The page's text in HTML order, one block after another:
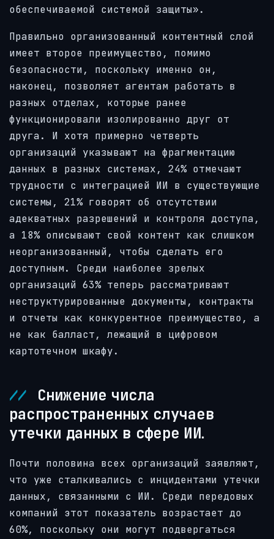
обеспечиваемой системой защиты».
Правильно организованный контентный слой
имеет второе преимущество, помимо
безопасности, поскольку именно он,
наконец, позволяет агентам работать в
разных отделах, которые ранее
функционировали изолированно друг от
друга. И хотя примерно четверть
организаций указывают на фрагментацию
данных в разных системах, 24% отмечают
трудности с интеграцией ИИ в существующие
системы, 21% говорят об отсутствии
адекватных разрешений и контроля доступа,
а 18% описывают свой контент как слишком
неорганизованный, чтобы сделать его
доступным. Среди наиболее зрелых
организаций 63% теперь рассматривают
неструктурированные документы, контракты
и отчеты как конкурентное преимущество, а
не как балласт, лежащий в цифровом
картотечном шкафу.
Снижение числа
распространенных случаев
утечки данных в сфере ИИ.
Почти половина всех организаций заявляют,
что уже сталкивались с инцидентами утечки
данных, связанными с ИИ. Среди передовых
компаний этот показатель возрастает до
60%, поскольку они могут подвергаться